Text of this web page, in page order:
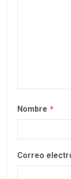
Nombre *
Correo